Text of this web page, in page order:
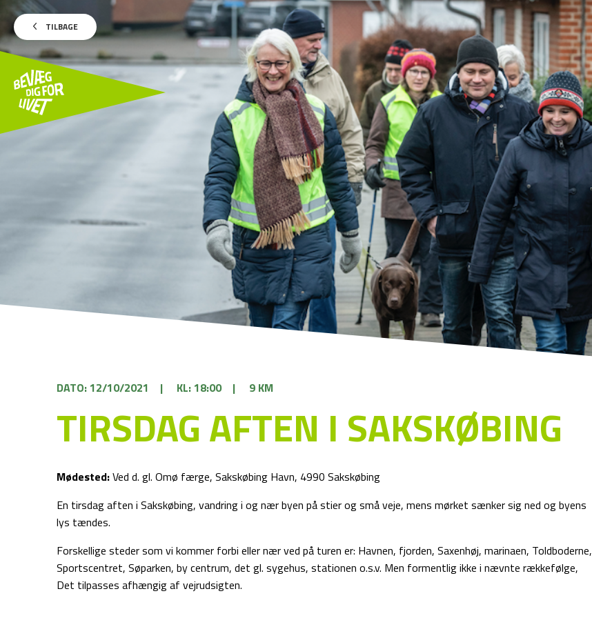
TILBAGE
DATO: 12/10/2021 | KL: 18:00 | 9 KM
TIRSDAG AFTEN I SAKSKØBING
Mødested:Ved d. gl. Omø færge, Sakskøbing Havn, 4990 Sakskøbing
En tirsdag aften i Sakskøbing, vandring i og nær byen på stier og små veje, mens mørket sænker sig ned og byens
lys tændes.
Forskellige steder som vi kommer forbi eller nær ved på turen er: Havnen, fjorden, Saxenhøj, marinaen, Toldboderne,
Sportscentret, Søparken, by centrum, det gl. sygehus, stationen o.s.v. Men formentlig ikke i nævnte rækkefølge,
Det tilpasses afhængig af vejrudsigten.